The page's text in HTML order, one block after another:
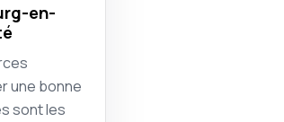
en-
une bonne
sont les